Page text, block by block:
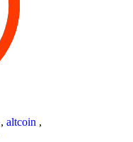
, altcoin ,